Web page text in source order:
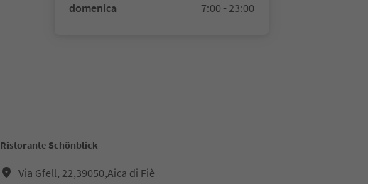
domenica
7:00 - 23:00
Ristorante Schönblick
Via Gfell, 22,39050,Aica di Fiè